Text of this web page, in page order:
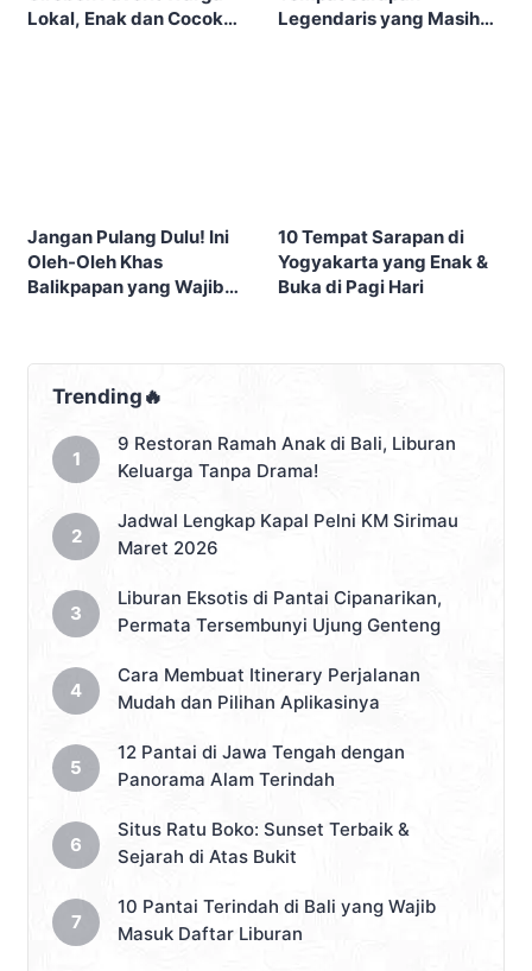
Lokal, Enak dan Cocok
Legendaris yang Masih
Jangan Pulang Dulu! Ini
Oleh-Oleh Khas
Balikpapan yang Wajib
10 Tempat Sarapan di
Yogyakarta yang Enak &
Buka di Pagi Hari
Trending🔥
9 Restoran Ramah Anak di Bali, Liburan
Keluarga Tanpa Drama!
Jadwal Lengkap Kapal Pelni KM Sirimau
Maret 2026
Liburan Eksotis di Pantai Cipanarikan,
Permata Tersembunyi Ujung Genteng
Cara Membuat Itinerary Perjalanan
Mudah dan Pilihan Aplikasinya
12 Pantai di Jawa Tengah dengan
Panorama Alam Terindah
Situs Ratu Boko: Sunset Terbaik &
Sejarah di Atas Bukit
10 Pantai Terindah di Bali yang Wajib
Masuk Daftar Liburan